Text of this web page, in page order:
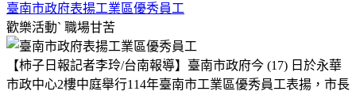
臺南市政府表揚工業區優秀員工
歡樂活動ˋ 職場甘苦
【柿子日報記者李玲/台南報導】臺南市政府今 (17) 日於永華
市政中心2樓中庭舉行114年臺南市工業區優秀員工表揚，市長